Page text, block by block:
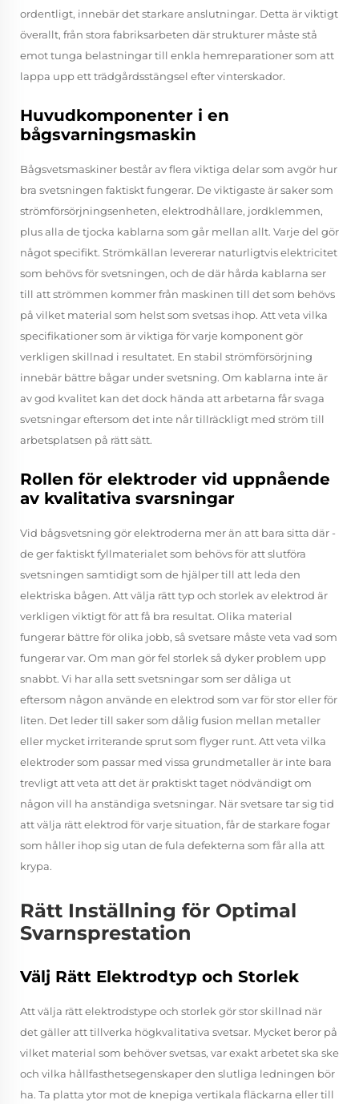
ordentligt, innebär det starkare anslutningar. Detta är viktigt
överallt, från stora fabriksarbeten där strukturer måste stå
emot tunga belastningar till enkla hemreparationer som att
lappa upp ett trädgårdsstängsel efter vinterskador.
Huvudkomponenter i en
bågsvarningsmaskin
Bågsvetsmaskiner består av flera viktiga delar som avgör hur
bra svetsningen faktiskt fungerar. De viktigaste är saker som
strömförsörjningsenheten, elektrodhållare, jordklemmen,
plus alla de tjocka kablarna som går mellan allt. Varje del gör
något specifikt. Strömkällan levererar naturligtvis elektricitet
som behövs för svetsningen, och de där hårda kablarna ser
till att strömmen kommer från maskinen till det som behövs
på vilket material som helst som svetsas ihop. Att veta vilka
specifikationer som är viktiga för varje komponent gör
verkligen skillnad i resultatet. En stabil strömförsörjning
innebär bättre bågar under svetsning. Om kablarna inte är
av god kvalitet kan det dock hända att arbetarna får svaga
svetsningar eftersom det inte når tillräckligt med ström till
arbetsplatsen på rätt sätt.
Rollen för elektroder vid uppnående
av kvalitativa svarsningar
Vid bågsvetsning gör elektroderna mer än att bara sitta där -
de ger faktiskt fyllmaterialet som behövs för att slutföra
svetsningen samtidigt som de hjälper till att leda den
elektriska bågen. Att välja rätt typ och storlek av elektrod är
verkligen viktigt för att få bra resultat. Olika material
fungerar bättre för olika jobb, så svetsare måste veta vad som
fungerar var. Om man gör fel storlek så dyker problem upp
snabbt. Vi har alla sett svetsningar som ser dåliga ut
eftersom någon använde en elektrod som var för stor eller för
liten. Det leder till saker som dålig fusion mellan metaller
eller mycket irriterande sprut som flyger runt. Att veta vilka
elektroder som passar med vissa grundmetaller är inte bara
trevligt att veta att det är praktiskt taget nödvändigt om
någon vill ha anständiga svetsningar. När svetsare tar sig tid
att välja rätt elektrod för varje situation, får de starkare fogar
som håller ihop sig utan de fula defekterna som får alla att
krypa.
Rätt Inställning för Optimal
Svarnsprestation
Välj Rätt Elektrodtyp och Storlek
Att välja rätt elektrodstype och storlek gör stor skillnad när
det gäller att tillverka högkvalitativa svetsar. Mycket beror på
vilket material som behöver svetsas, var exakt arbetet ska ske
och vilka hållfasthetsegenskaper den slutliga ledningen bör
ha. Ta platta ytor mot de knepiga vertikala fläckarna eller till